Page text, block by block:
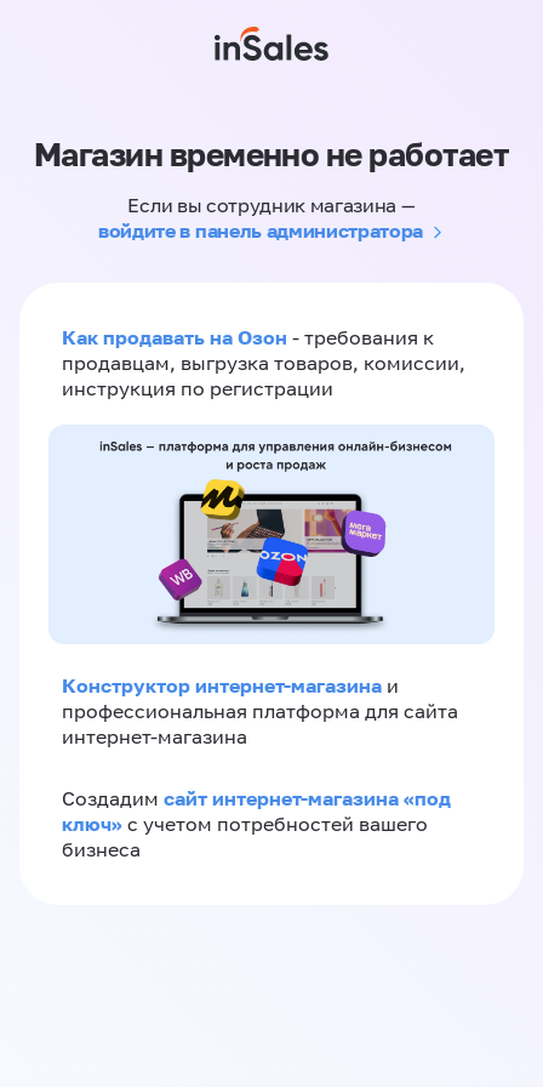
Магазин временно не работает
Если вы сотрудник магазина —
войдите в панель администратора
Как продавать на Озон - требования к
продавцам, выгрузка товаров, комиссии,
инструкция по регистрации
Конструктор интернет-магазина и
профессиональная платформа для сайта
интернет-магазина
Создадим сайт интернет-магазина «под
ключ» с учетом потребностей вашего
бизнеса